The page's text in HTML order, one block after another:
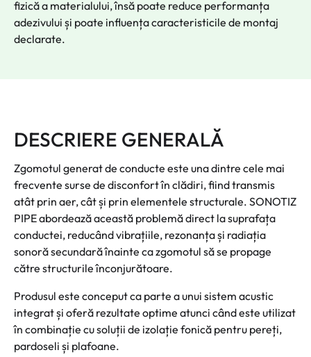
fizică a materialului, însă poate reduce performanța
adezivului și poate influența caracteristicile de montaj
declarate.
DESCRIERE GENERALĂ
Zgomotul generat de conducte este una dintre cele mai
frecvente surse de disconfort în clădiri, fiind transmis
atât prin aer, cât și prin elementele structurale. SONOTIZ
PIPE abordează această problemă direct la suprafața
conductei, reducând vibrațiile, rezonanța și radiația
sonoră secundară înainte ca zgomotul să se propage
către structurile înconjurătoare.
Produsul este conceput ca parte a unui sistem acustic
integrat și oferă rezultate optime atunci când este utilizat
în combinație cu soluții de izolație fonică pentru pereți,
pardoseli și plafoane.